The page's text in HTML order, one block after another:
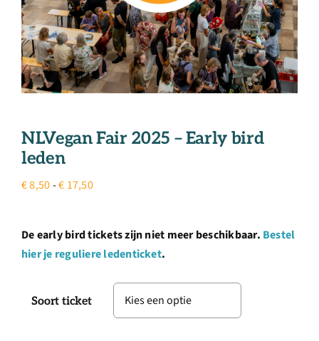
NLVegan Fair 2025 – Early bird
leden
€8,50-€ 17,50Prijsklasse:
€ 17,50
De early bird tickets zijn niet meer beschikbaar. Bestel
hier je reguliere ledenticket.
Soort ticket